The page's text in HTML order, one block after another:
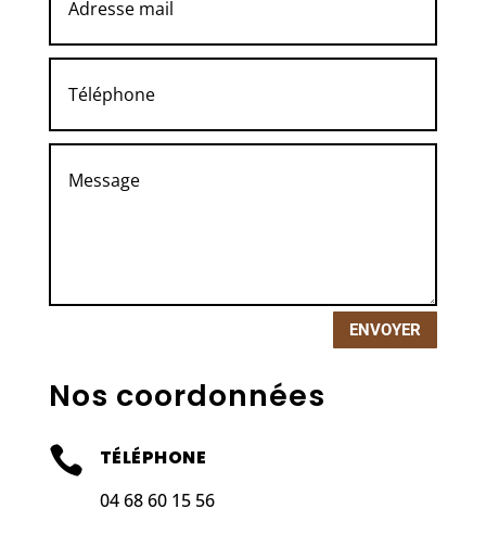
ENVOYER
Nos coordonnées
 TÉLÉPHONE
04 68 60 15 56